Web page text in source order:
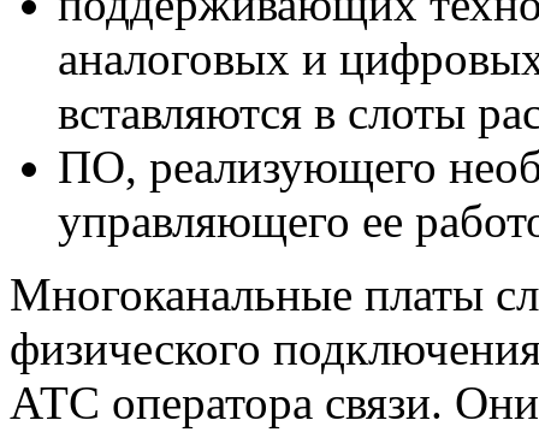
аналоговых и
вставляются в слоты
ПО, реализующего
управляющего ее
Многоканальные платы
физического
АТС оператора связи.